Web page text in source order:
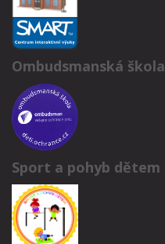
Ombudsmanská škola
Sport a pohyb dětem